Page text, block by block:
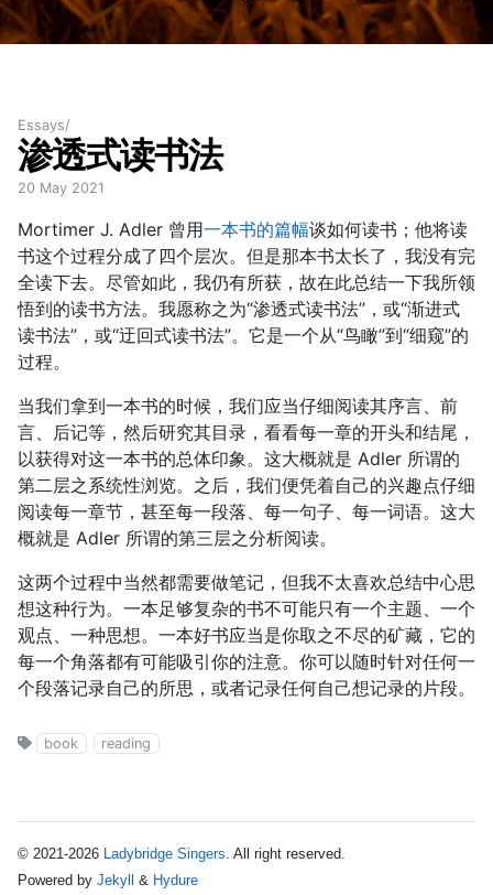
Essays
渗透式读书法
20 May 2021
Mortimer J. Adler 曾用一本书的篇幅谈如何读书；他将读
书这个过程分成了四个层次。但是那本书太长了，我没有完
全读下去。尽管如此，我仍有所获，故在此总结一下我所领
悟到的读书方法。我愿称之为“渗透式读书法”，或“渐进式
读书法”，或“迂回式读书法”。它是一个从“鸟瞰”到“细窥”的
过程。
当我们拿到一本书的时候，我们应当仔细阅读其序言、前
言、后记等，然后研究其目录，看看每一章的开头和结尾，
以获得对这一本书的总体印象。这大概就是 Adler 所谓的
第二层之系统性浏览。之后，我们便凭着自己的兴趣点仔细
阅读每一章节，甚至每一段落、每一句子、每一词语。这大
概就是 Adler 所谓的第三层之分析阅读。
这两个过程中当然都需要做笔记，但我不太喜欢总结中心思
想这种行为。一本足够复杂的书不可能只有一个主题、一个
观点、一种思想。一本好书应当是你取之不尽的矿藏，它的
每一个角落都有可能吸引你的注意。你可以随时针对任何一
个段落记录自己的所思，或者记录任何自己想记录的片段。
book reading
© 2021-2026 Ladybridge Singers . All right reserved.
Powered by Jekyll & Hydure